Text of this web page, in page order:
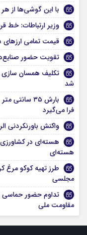
با این گوشی‌ها از
وزیر ارتباطات:
قیمت تمامی ارز‌های
تقویت حضور
شد
بارش ۳۵
فرا می‌گیرد
واکنش باورنکردنی
هسته‌ای
طرز تهیه کوکو مرغ
مجلسی
تداوم حضور حماسی
مقاومت ملی